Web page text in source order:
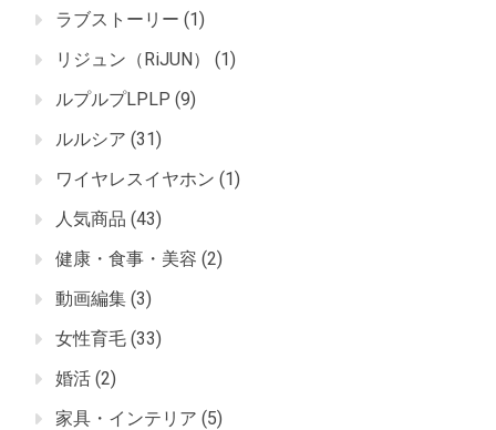
ラブストーリー (1)
リジュン（RiJUN）
(1)
ルプルプLPLP (9)
ルルシア (31)
ワイヤレスイヤホン (1)
人気商品 (43)
健康・食事・美容 (2)
動画編集 (3)
女性育毛 (33)
婚活 (2)
家具・インテリア (5)